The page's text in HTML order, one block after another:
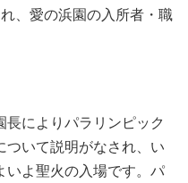
、愛の浜園の入所者・職
長によりパラリンピック
ついて説明がなされ、い
いよ聖火の入場です。パ